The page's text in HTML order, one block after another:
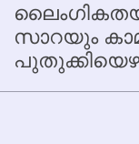
സാറയും